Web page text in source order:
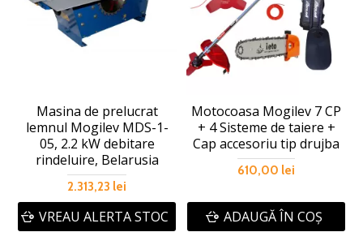
Masina de prelucrat
lemnul Mogilev MDS-1-
05, 2.2 kW debitare
rindeluire, Belarusia
2.313,23 lei
VREAU ALERTA STOC
Motocoasa Mogilev 7 CP
+ 4 Sisteme de taiere +
Cap accesoriu tip drujba
610,00 lei
ADAUGĂ ÎN COŞ